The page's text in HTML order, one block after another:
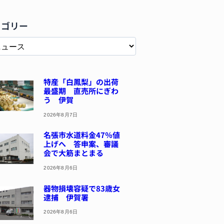
リー
特産「白鳳梨」の出荷
最盛期 直売所にぎわ
う 伊賀
2026年8月7日
名張市水道料金47％値
上げへ 答申案、審議
会で大筋まとまる
2026年8月6日
器物損壊容疑で83歳女
逮捕 伊賀署
2026年8月6日